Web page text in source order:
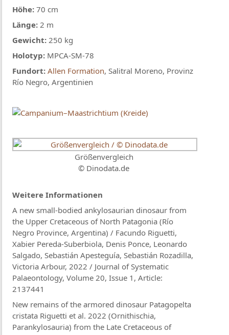
Höhe: 70 cm
Länge: 2 m
Gewicht: 250 kg
Holotyp: MPCA-SM-78
Fundort: Allen Formation, Salitral Moreno, Provinz
Río Negro, Argentinien
Größenvergleich
© Dinodata.de
Weitere Informationen
A new small-bodied ankylosaurian dinosaur from
the Upper Cretaceous of North Patagonia (Río
Negro Province, Argentina) / Facundo Riguetti,
Xabier Pereda-Suberbiola, Denis Ponce, Leonardo
Salgado, Sebastián Apesteguía, Sebastián Rozadilla,
Victoria Arbour, 2022 / Journal of Systematic
Palaeontology, Volume 20, Issue 1, Article:
2137441
New remains of the armored dinosaur Patagopelta
cristata Riguetti et al. 2022 (Ornithischia,
Parankylosauria) from the Late Cretaceous of